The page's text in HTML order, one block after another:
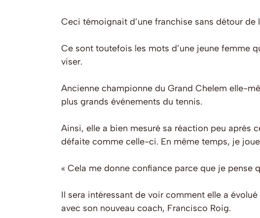
Ceci témoignait d’une franchise sans détour de
Ce sont toutefois les mots d’une jeune femme
viser.
Ancienne championne du Grand Chelem elle-
plus grands événements du tennis.
Ainsi, elle a bien mesuré sa réaction peu après
défaite comme celle-ci. En même temps, je
« Cela me donne confiance parce que je pense
Il sera intéressant de voir comment elle a
avec son nouveau coach, Francisco Roig.